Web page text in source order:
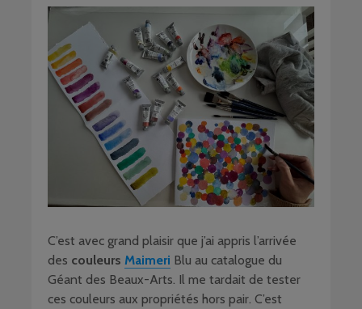
C’est avec grand plaisir que j’ai appris l’arrivée
des couleurs Maimeri Blu au catalogue du
Géant des Beaux-Arts. Il me tardait de tester
ces couleurs aux propriétés hors pair. C’est